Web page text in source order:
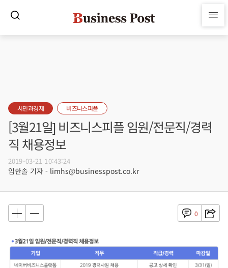
시민과경제 비즈니스피플
[3월21일] 비즈니스피플 임원/전문직/경력
직 채용정보
2019-03-21 10:43:24
임한솔 기자 - limhs@businesspost.co.kr
0